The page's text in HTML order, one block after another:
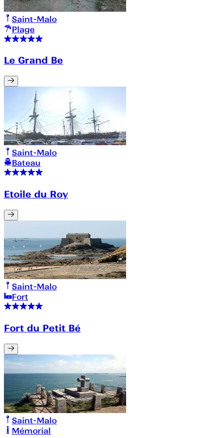
Saint-Malo
Plage
Le Grand Be
Saint-Malo
Bateau
Etoile du Roy
Saint-Malo
Fort
Fort du Petit Bé
Saint-Malo
Mémorial